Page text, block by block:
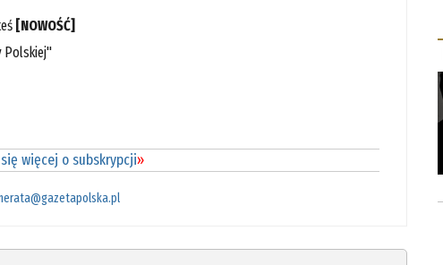
[NOWOŚĆ]
Polskiej"
więcej o subskrypcji»